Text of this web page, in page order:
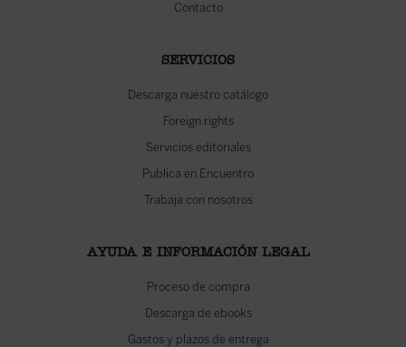
Contacto
SERVICIOS
Descarga nuestro catálogo
Foreign rights
Servicios editoriales
Publica en Encuentro
Trabaja con nosotros
AYUDA E INFORMACIÓN LEGAL
Proceso de compra
Descarga de ebooks
Gastos y plazos de entrega